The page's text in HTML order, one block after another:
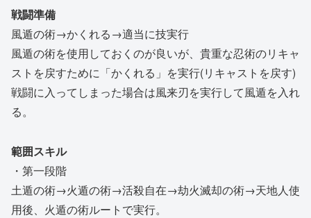
戦闘準備
風遁の術→かくれる→適当に技実行
風遁の術を使用しておくのが良いが、貴重な忍術のリキャ
ストを戻すために「かくれる」を実行(リキャストを戻す)
戦闘に入ってしまった場合は風来刃を実行して風遁を入れ
る。
範囲スキル
・第一段階
土遁の術→火遁の術→活殺自在→劫火滅却の術→天地人使
用後、火遁の術ルートで実行。